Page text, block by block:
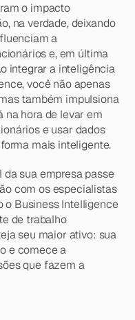
o impacto
na verdade, deixando
a
e, em última
integrar a inteligência
você não apenas
também impulsiona
na hora de levar em
e usar dados
mais inteligente.
sua empresa passe
com os especialistas
o Business Intelligence
de trabalho
seu maior ativo: sua
e comece a
que fazem a